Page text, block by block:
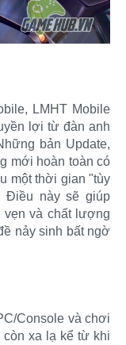
LMHT Mobile
lợi từ đàn anh
bản Update,
mới hoàn toàn có
một thời gian "tùy
Điều này sẽ giúp
vẹn và chất lượng
nảy sinh bất ngờ
Console và chơi
còn xa lạ kể từ khi